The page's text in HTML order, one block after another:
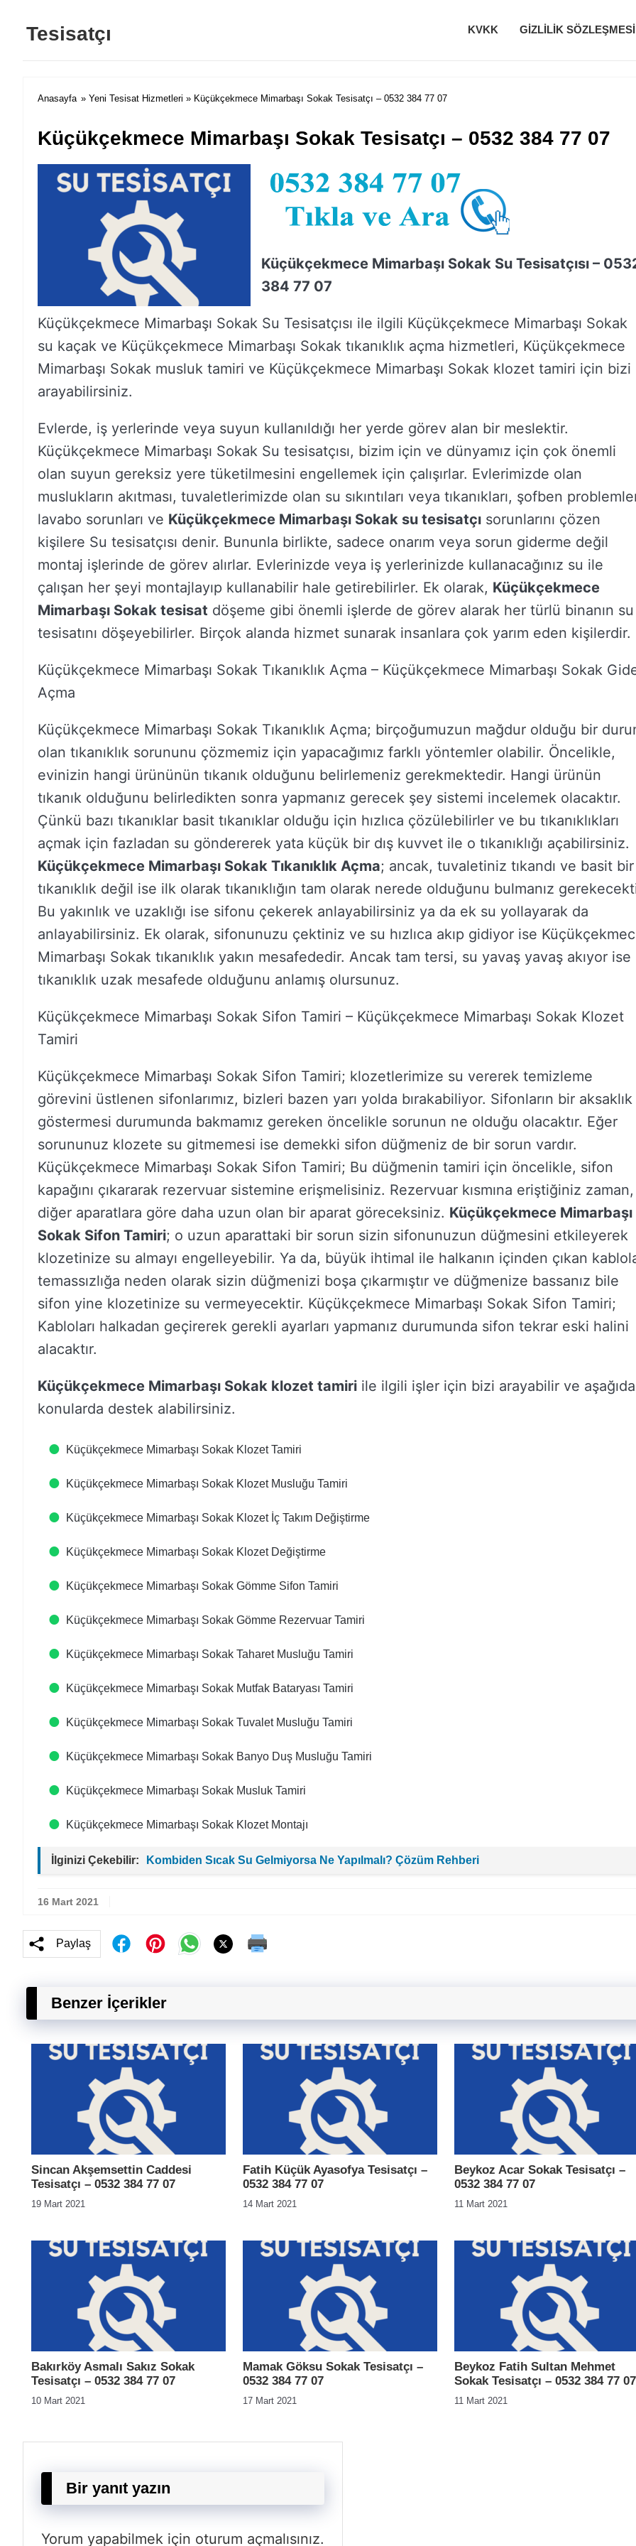
Tesisatçı KVKK GIZLILIK SÖZLEŞMESI
Anasayfa » Yeni Tesisat Hizmetleri » Küçükçekmece Mimarbaşı Sokak Tesisatçı – 0532 384 77 07
Küçükçekmece Mimarbaşı Sokak Tesisatçı – 0532 384 77 07
Küçükçekmece Mimarbaşı Sokak Su Tesisatçısı –
384 77 07
Küçükçekmece Mimarbaşı Sokak Su Tesisatçısı ile ilgili Küçükçekmece Mimarbaşı Sokak
su kaçak ve Küçükçekmece Mimarbaşı Sokak tıkanıklık açma hizmetleri, Küçükçekmece
Mimarbaşı Sokak musluk tamiri ve Küçükçekmece Mimarbaşı Sokak klozet tamiri için bizi
arayabilirsiniz.
Evlerde, iş yerlerinde veya suyun kullanıldığı her yerde görev alan bir meslektir.
Küçükçekmece Mimarbaşı Sokak Su tesisatçısı, bizim için ve dünyamız için çok önemli
olan suyun gereksiz yere tüketilmesini engellemek için çalışırlar. Evlerimizde olan
muslukların akıtması, tuvaletlerimizde olan su sıkıntıları veya tıkanıkları, şofben
lavabo sorunları ve Küçükçekmece Mimarbaşı Sokak su tesisatçı sorunlarını çözen
kişilere Su tesisatçısı denir. Bununla birlikte, sadece onarım veya sorun giderme değil
montaj işlerinde de görev alırlar. Evlerinizde veya iş yerlerinizde kullanacağınız su ile
çalışan her şeyi montajlayıp kullanabilir hale getirebilirler. Ek olarak, Küçükçekmece
Mimarbaşı Sokak tesisat döşeme gibi önemli işlerde de görev alarak her türlü binanın su
tesisatını döşeyebilirler. Birçok alanda hizmet sunarak insanlara çok yarım eden kişilerdir.
Küçükçekmece Mimarbaşı Sokak Tıkanıklık Açma – Küçükçekmece Mimarbaşı Sokak
Açma
Küçükçekmece Mimarbaşı Sokak Tıkanıklık Açma; birçoğumuzun mağdur olduğu bir
olan tıkanıklık sorununu çözmemiz için yapacağımız farklı yöntemler olabilir. Öncelikle,
evinizin hangi ürününün tıkanık olduğunu belirlemeniz gerekmektedir. Hangi ürünün
tıkanık olduğunu belirledikten sonra yapmanız gerecek şey sistemi incelemek olacaktır.
Çünkü bazı tıkanıklar basit tıkanıklar olduğu için hızlıca çözülebilirler ve bu tıkanıklıkları
açmak için fazladan su göndererek yata küçük bir dış kuvvet ile o tıkanıklığı açabilirsiniz.
Küçükçekmece Mimarbaşı Sokak Tıkanıklık Açma; ancak, tuvaletiniz tıkandı ve basit bir
tıkanıklık değil ise ilk olarak tıkanıklığın tam olarak nerede olduğunu bulmanız
Bu yakınlık ve uzaklığı ise sifonu çekerek anlayabilirsiniz ya da ek su yollayarak da
anlayabilirsiniz. Ek olarak, sifonunuzu çektiniz ve su hızlıca akıp gidiyor ise
Mimarbaşı Sokak tıkanıklık yakın mesafededir. Ancak tam tersi, su yavaş yavaş akıyor ise
tıkanıklık uzak mesafede olduğunu anlamış olursunuz.
Küçükçekmece Mimarbaşı Sokak Sifon Tamiri – Küçükçekmece Mimarbaşı Sokak Klozet
Tamiri
Küçükçekmece Mimarbaşı Sokak Sifon Tamiri; klozetlerimize su vererek temizleme
görevini üstlenen sifonlarımız, bizleri bazen yarı yolda bırakabiliyor. Sifonların bir aksaklık
göstermesi durumunda bakmamız gereken öncelikle sorunun ne olduğu olacaktır. Eğer
sorununuz klozete su gitmemesi ise demekki sifon düğmeniz de bir sorun vardır.
Küçükçekmece Mimarbaşı Sokak Sifon Tamiri; Bu düğmenin tamiri için öncelikle, sifon
kapağını çıkararak rezervuar sistemine erişmelisiniz. Rezervuar kısmına eriştiğiniz zaman,
diğer aparatlara göre daha uzun olan bir aparat göreceksiniz. Küçükçekmece Mimarbaşı
Sokak Sifon Tamiri; o uzun aparattaki bir sorun sizin sifonunuzun düğmesini etkileyerek
klozetinize su almayı engelleyebilir. Ya da, büyük ihtimal ile halkanın içinden çıkan
temassızlığa neden olarak sizin düğmenizi boşa çıkarmıştır ve düğmenize bassanız bile
sifon yine klozetinize su vermeyecektir. Küçükçekmece Mimarbaşı Sokak Sifon Tamiri;
Kabloları halkadan geçirerek gerekli ayarları yapmanız durumunda sifon tekrar eski halini
alacaktır.
Küçükçekmece Mimarbaşı Sokak klozet tamiri ile ilgili işler için bizi arayabilir ve
konularda destek alabilirsiniz.
Küçükçekmece Mimarbaşı Sokak Klozet Tamiri
Küçükçekmece Mimarbaşı Sokak Klozet Musluğu Tamiri
Küçükçekmece Mimarbaşı Sokak Klozet İç Takım Değiştirme
Küçükçekmece Mimarbaşı Sokak Klozet Değiştirme
Küçükçekmece Mimarbaşı Sokak Gömme Sifon Tamiri
Küçükçekmece Mimarbaşı Sokak Gömme Rezervuar Tamiri
Küçükçekmece Mimarbaşı Sokak Taharet Musluğu Tamiri
Küçükçekmece Mimarbaşı Sokak Mutfak Bataryası Tamiri
Küçükçekmece Mimarbaşı Sokak Tuvalet Musluğu Tamiri
Küçükçekmece Mimarbaşı Sokak Banyo Duş Musluğu Tamiri
Küçükçekmece Mimarbaşı Sokak Musluk Tamiri
Küçükçekmece Mimarbaşı Sokak Klozet Montajı
İlginizi Çekebilir: Kombiden Sıcak Su Gelmiyorsa Ne Yapılmalı? Çözüm Rehberi
16 Mart 2021
Paylaş
Benzer İçerikler
Sincan Akşemsettin Caddesi
Tesisatçı – 0532 384 77 07
19 Mart 2021
Fatih Küçük Ayasofya Tesisatçı –
0532 384 77 07
14 Mart 2021
Beykoz Acar Sokak Tesisatçı –
0532 384 77 07
11 Mart 2021
Bakırköy Asmalı Sakız Sokak
Tesisatçı – 0532 384 77 07
10 Mart 2021
Mamak Göksu Sokak Tesisatçı –
0532 384 77 07
17 Mart 2021
Beykoz Fatih Sultan Mehmet
Sokak Tesisatçı – 0532 384 77 07
11 Mart 2021
Bir yanıt yazın
Yorum yapabilmek için oturum açmalısınız.